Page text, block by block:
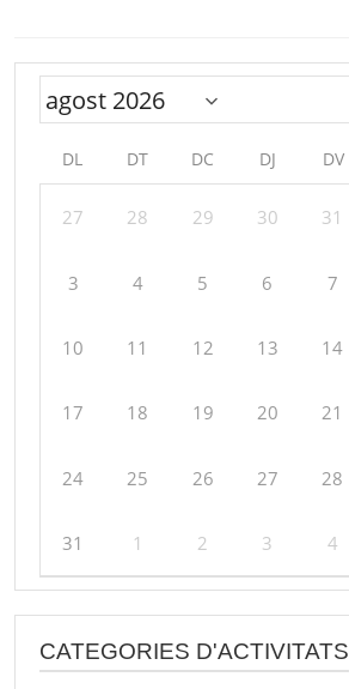
DL DT DC DJ DV
27 28 29 30 31
3 4 5 6 7
10 11 12 13 14
17 18 19 20 21
24 25 26 27 28
31 1 2 3 4
CATEGORIES D'ACTIVITATS